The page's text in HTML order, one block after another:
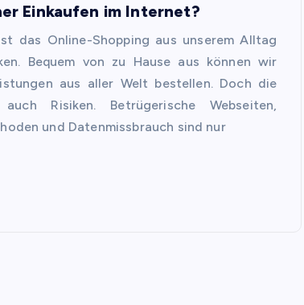
Einkaufen im Internet?
das Online-Shopping aus unserem Alltag
Bequem von zu Hause aus können wir
aus aller Welt bestellen. Doch die
Risiken. Betrügerische Webseiten,
und Datenmissbrauch sind nur